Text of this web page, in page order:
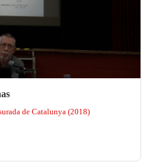
de Catalunya (2018)